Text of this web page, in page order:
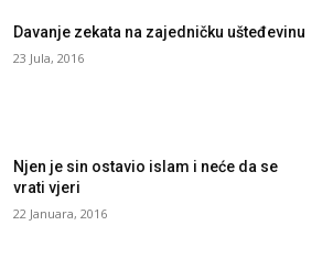
Davanje zekata na zajedničku ušteđevinu
23 Jula, 2016
Njen je sin ostavio islam i neće da se
vrati vjeri
22 Januara, 2016